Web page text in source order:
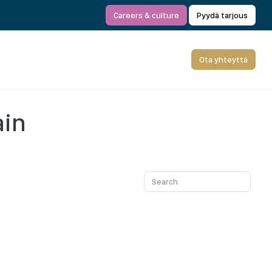
Careers & culture Pyydä tarjous
Ota yhteyttä